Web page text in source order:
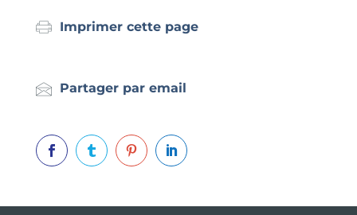
Imprimer cette page
Partager par email
   